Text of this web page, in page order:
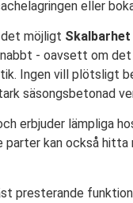
eller
det möjligt Skalbarhet
- oavsett om det
Ingen vill plötsligt
säsongsbetonad
erbjuder lämpliga
kan också
presterande